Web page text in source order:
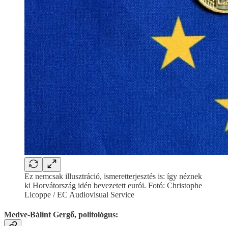
Ez nemcsak illusztráció, ismeretterjesztés is: így néznek
ki Horvátország idén bevezetett eurói. Fotó: Christophe
Licoppe / EC Audiovisual Service
Medve-Bálint Gergő, politológus: